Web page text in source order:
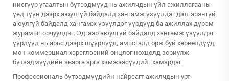
нисгүүр угаалтын бүтээдмүүд нь ажилчдын үйл ажиллагааны
үед түүн дээрх аюулгүй байдалд хангамж үзүүлдэг дэлгэрэнгүй
аюулгүй байдалд хангамж үзүүлдэг үүрдүүд ба ажиллах дүрэм
журамыг орчуулдэг. Эдгээр аюулгүй байдалд хангамж үзүүлдэг
үүрдүүд нь арьс дээрх шүүрлүүд, амьсгалд орж буй хөрвөлдүүд,
мөн коммерциал хэрэглээний онцлог нөхцөлд зориулж
бүтээдмүүдийн аварга арга хэмжээсүүдийг хамардаг.
Профессиональ бүтээдмүүдийн найрсагт ажилчдын урт